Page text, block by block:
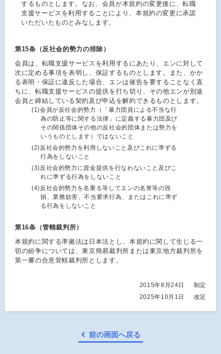
するものとします。なお、会員が本規約の変更後に、転職
支援サービスを利用することにより、本規約の変更に承諾
いただいたものとみなします。
第15条（反社会的勢力の排除）
会員は、転職支援サービスを利用するにあたり、エンに対して
次に定める事項を表明し、保証するものとします。また、かか
る表明・保証に違反した場合、エンは催告を要することなく直
ちに、転職支援サービスの提供を打ち切り、その他エンが別途
会員と締結している契約及び申込を解約できるものとします。
(1)会員が反社会的勢力（「暴力団員による不当な行
為の防止等に関する法律」に定義する暴力団及び
その関係団体その他の反社会的団体または勢力を
いうものとします）ではないこと
(2)反社会的勢力を利用しないこと及びこれに準ずる
行為をしないこと
(3)反社会的勢力に資金提供を行なわないこと及びこ
れに準ずる行為をしないこと
(4)反社会的勢力を名乗る等してエンの名誉等の毀
損、業務妨害、不当要求行為、またはこれに準ず
る行為をしないこと
第16条（管轄裁判所）
本規約に関する準拠法は日本法とし、本規約に関して生じる一
切の紛争については、東京簡易裁判所または東京地方裁判所を
第一審の合意管轄裁判所とします。
2015年8月24日
制定
2025年10月1日
改定
前の画面へ戻る